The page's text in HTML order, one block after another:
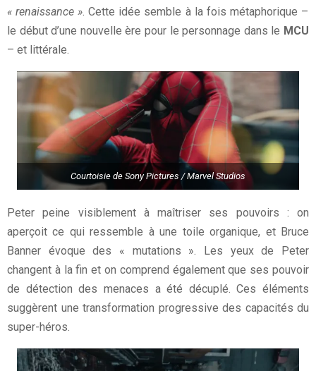
« renaissance » . Cette idée semble à la fois métaphorique –
le début d’une nouvelle ère pour le personnage dans le MCU
– et littérale.
Courtoisie de Sony Pictures / Marvel Studios
Peter peine visiblement à maîtriser ses pouvoirs : on
aperçoit ce qui ressemble à une toile organique, et Bruce
Banner évoque des « mutations ». Les yeux de Peter
changent à la fin et on comprend également que ses pouvoir
de détection des menaces a été décuplé. Ces éléments
suggèrent une transformation progressive des capacités du
super-héros.